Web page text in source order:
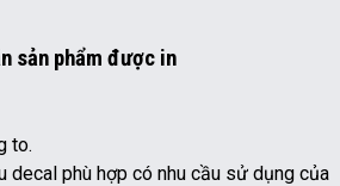
sản phẩm được in
to.
decal phù hợp có nhu cầu sử dụng của